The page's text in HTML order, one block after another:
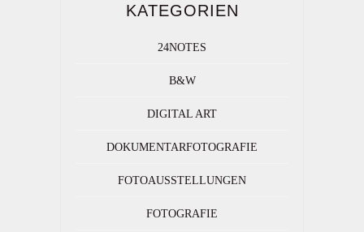
KATEGORIEN
24NOTES
B&W
DIGITAL ART
DOKUMENTARFOTOGRAFIE
FOTOAUSSTELLUNGEN
FOTOGRAFIE